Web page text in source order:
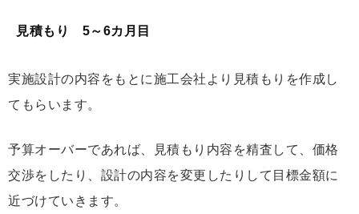
見積もり 5～6カ月目
実施設計の内容をもとに施工会社より見積もりを作成し
てもらいます。
予算オーバーであれば、見積もり内容を精査して、価格
交渉をしたり、設計の内容を変更したりして目標金額に
近づけていきます。